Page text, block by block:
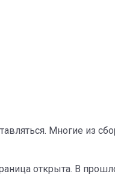
Многие из
открыта. В